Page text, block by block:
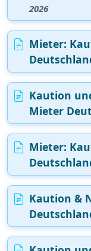
2026
Mieter:
Kaution
Mieter
Mieter:
Kaution &